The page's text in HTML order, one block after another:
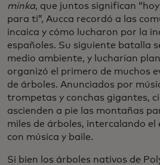
minka, que juntos significan
para ti”, Aucca recordó a las
incaica y cómo lucharon por la
españoles. Su siguiente batalla
medio ambiente, y lucharían
organizó el primero de muchos
de árboles. Anunciados por
trompetas y conchas gigantes,
ascienden a pie las montañas
miles de árboles, intercalando
con música y baile.
Si bien los árboles nativos de